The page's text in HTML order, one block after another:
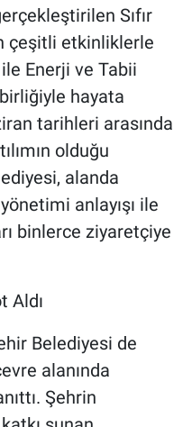
Sıfır
çeşitli etkinliklerle
ile Enerji ve Tabii
hayata
tarihleri arasında
olduğu
alanda
anlayışı ile
binlerce ziyaretçiye
Aldı
Belediyesi de
alanında
Şehrin